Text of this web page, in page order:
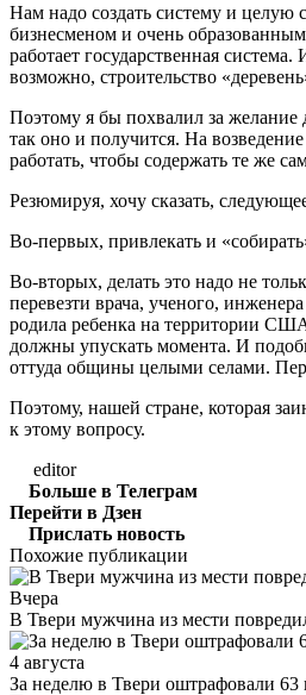
Нам надо создать систему и целую
бизнесменом и очень
работает государственная
возможно, строительство
Поэтому я бы похвалил за желание
так оно и получится. На
работать, чтобы содержать те же
Резюмируя, хочу сказать,
Во-первых, привлекать и
Во-вторых, делать это надо не
перевезти врача, ученого,
родила ребенка на территории
должны упускать момента. И
оттуда общины целыми селами.
Поэтому, нашей стране, которая
к этому вопросу.
editor
Больше в Телеграм
Перейти в Дзен
Прислать новость
Похожие публикации
Вчера
В Твери мужчина из мести
4 августа
За неделю в Твери оштрафовали 63